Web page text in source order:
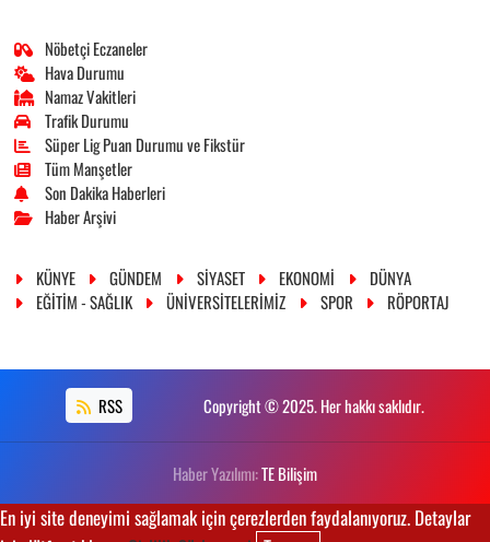
Nöbetçi Eczaneler
Hava Durumu
Namaz Vakitleri
Trafik Durumu
Süper Lig Puan Durumu ve Fikstür
Tüm Manşetler
Son Dakika Haberleri
Haber Arşivi
KÜNYE GÜNDEM SİYASET EKONOMİ
DÜNYA
EĞİTİM - SAĞLIK
ÜNİVERSİTELERİMİZ SPOR RÖPORTAJ
RSS Copyright © 2025. Her hakkı saklıdır.
Haber Yazılımı:TE Bilişim
En iyi site deneyimi sağlamak için çerezlerden faydalanıyoruz. Detaylar